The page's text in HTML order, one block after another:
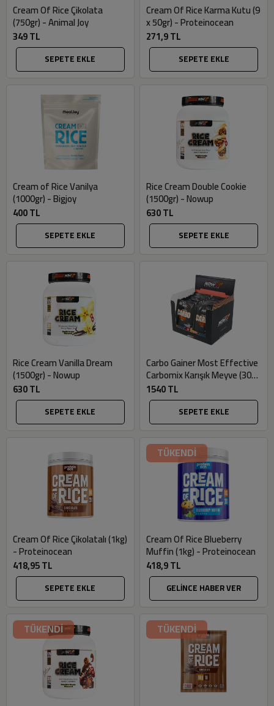
Cream Of Rice Çikolata
(750gr) - Animal Joy
349 TL
SEPETE EKLE
Cream Of Rice Karma Kutu (9
x 50gr) - Proteinocean
271,9 TL
SEPETE EKLE
Cream of Rice Vanilya
(1000gr) - Bigjoy
400 TL
SEPETE EKLE
Rice Cream Double Cookie
(1500gr) - Nowup
630 TL
SEPETE EKLE
Rice Cream Vanilla Dream
(1500gr) - Nowup
630 TL
SEPETE EKLE
Carbo Gainer Most Effective
Carbomix Karışık Meyve (30
saşe x 80gr) - Nowup
1540 TL
SEPETE EKLE
Cream Of Rice Çikolatalı (1kg)
- Proteinocean
418,95 TL
SEPETE EKLE
TÜKENDİ
Cream Of Rice Blueberry
Muffin (1kg) - Proteinocean
418,9 TL
GELİNCE HABER VER
TÜKENDİ TÜKENDİ